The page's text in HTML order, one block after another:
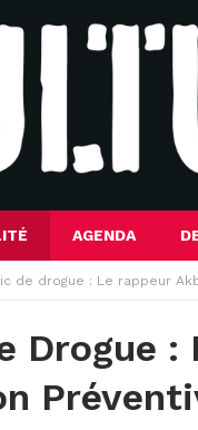
AGENDA
de drogue : Le rappeur
Drogue :